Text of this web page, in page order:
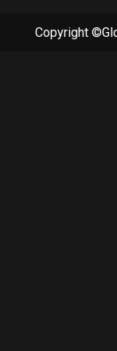
Copyright